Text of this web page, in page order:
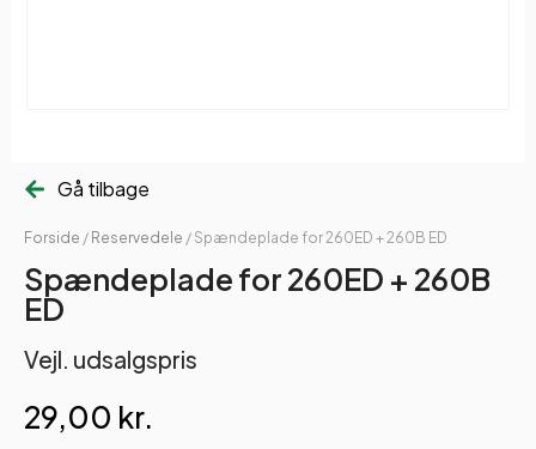
Gå tilbage
Forside / Reservedele / Spændeplade for 260ED + 260B ED
Spændeplade for 260ED + 260B
ED
Vejl. udsalgspris
29,00 kr.